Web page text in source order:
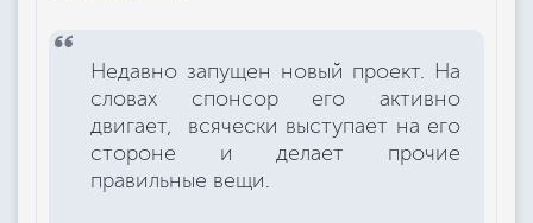
Недавно запущен новый проект. На
словах спонсор его активно
двигает, всячески выступает на его
стороне и делает прочие
правильные вещи.